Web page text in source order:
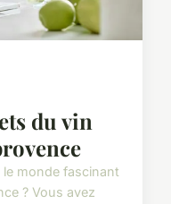
du vin
monde fascinant
? Vous avez